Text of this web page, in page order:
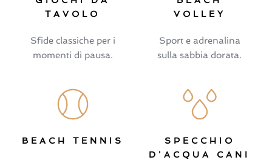
TAVOLO
Sfide classiche per i
momenti di pausa.
VOLLEY
Sport e adrenalina
sulla sabbia dorata.
BEACH TENNIS
SPECCHIO
D'ACQUA CANI